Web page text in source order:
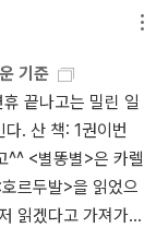
작은 녀석 같
야기할 때는 “거
비명>(이 영화에서
네이선슨 박사는 <
과 근육, 뼈와 피로
린이라고 묘사한다.
이라는 이미지를 투
이라는 비유를 사용
말 작가의 노고에
좋게 엮어낸 것도
아 오언스, <가재
이 남는 소설입니
리, <도둑맞은 집중
네요 ㅎㅎ 올해의 언
이첼 모랜, <페이
서 햄복합니다.. 2
상황은 백래시와는
즘의 역사를 한 번
백래시와 제2의
해 소설을 정말 몇
고 영어로 읽기에
win if you don't pla
단편들이 이어지
수 있구나 하는 생
하게 무엇이 잘못
을 만나 그들의
는지가 보였다. 또
하는 절실함도 있
마음이 들 정도였
례들은, 이 사회의
격에 대한 반박이
방향으로 가야할
기준
끝나고는 밀린 일
. 산 책: 1권이번
^^ <별똥별>은 카렐
르두발>을 읽었으
읽겠다고 가져가셨